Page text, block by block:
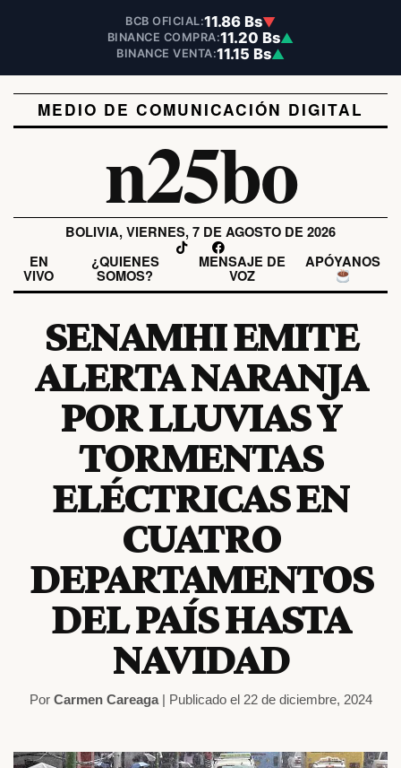
BCB OFICIAL:11.86 Bs▼
BINANCE COMPRA:11.20 Bs▲
BINANCE VENTA:11.15 Bs▲
MEDIO DE COMUNICACIÓN DIGITAL
n25bo
BOLIVIA, VIERNES, 7 DE AGOSTO DE 2026
EN
VIVO
¿QUIENES
SOMOS?
MENSAJE DE
VOZ
APÓYANOS
SENAMHI EMITE
ALERTA NARANJA
POR LLUVIAS Y
TORMENTAS
ELÉCTRICAS EN
CUATRO
DEPARTAMENTOS
DEL PAÍS HASTA
NAVIDAD
Por Carmen Careaga| Publicado el 22 de diciembre, 2024